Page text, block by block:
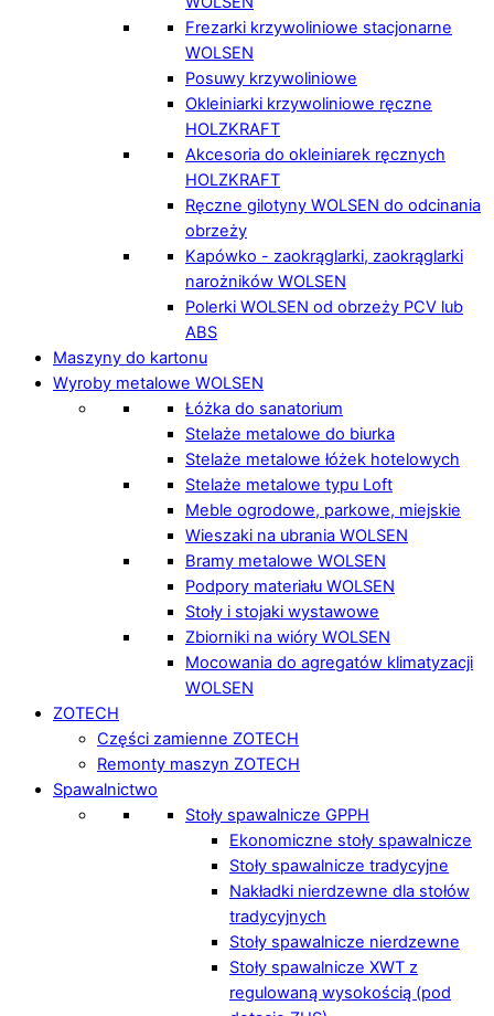
Frezarki krzywoliniowe stacjonarne
WOLSEN
Posuwy krzywoliniowe
Okleiniarki krzywoliniowe ręczne
HOLZKRAFT
Akcesoria do okleiniarek ręcznych
HOLZKRAFT
Ręczne gilotyny WOLSEN do odcinania
obrzeży
Kapówko - zaokrąglarki, zaokrąglarki
narożników WOLSEN
Polerki WOLSEN od obrzeży PCV lub
ABS
Maszyny do kartonu
Wyroby metalowe WOLSEN
Łóżka do sanatorium
Stelaże metalowe do biurka
Stelaże metalowe łóżek hotelowych
Stelaże metalowe typu Loft
Meble ogrodowe, parkowe, miejskie
Wieszaki na ubrania WOLSEN
Bramy metalowe WOLSEN
Podpory materiału WOLSEN
Stoły i stojaki wystawowe
Zbiorniki na wióry WOLSEN
Mocowania do agregatów klimatyzacji
WOLSEN
ZOTECH
Części zamienne ZOTECH
Remonty maszyn ZOTECH
Spawalnictwo
Stoły spawalnicze GPPH
Ekonomiczne stoły spawalnicze
Stoły spawalnicze tradycyjne
Nakładki nierdzewne dla stołów
tradycyjnych
Stoły spawalnicze nierdzewne
Stoły spawalnicze XWT z
regulowaną wysokością (pod